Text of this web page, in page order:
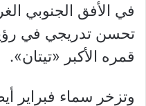
في الأفق الجنوبي
تحسن تدريجي في
قمره الأكبر «تيتان».
وتزخر سماء فبراير